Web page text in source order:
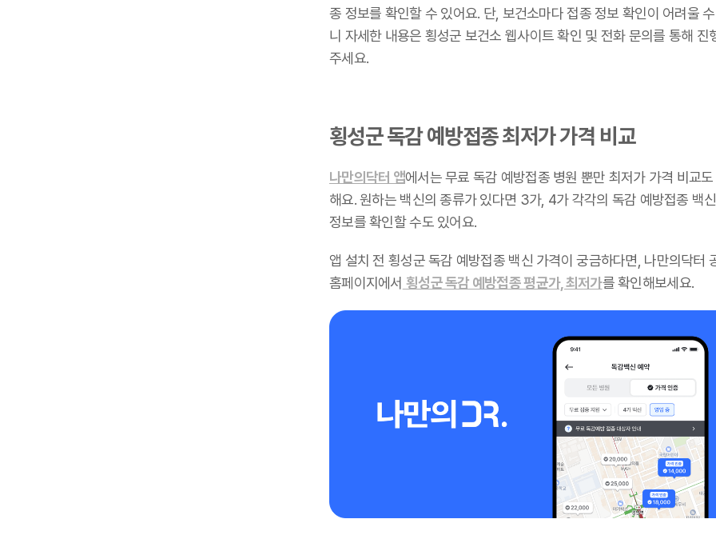
종 정보를 확인할 수 있어요. 단, 보건소마다 접종 정보 확인이 어려울
니 자세한 내용은 횡성군 보건소 웹사이트 확인 및 전화 문의를 통해 진
주세요.
횡성군 독감 예방접종 최저가 가격 비교
나만의닥터 앱에서는 무료 독감 예방접종 병원 뿐만 최저가 가격 비교
해요. 원하는 백신의 종류가 있다면 3가, 4가 각각의 독감 예방접종 백
정보를 확인할 수도 있어요.
앱 설치 전 횡성군 독감 예방접종 백신 가격이 궁금하다면, 나만의닥터
홈페이지에서 횡성군 독감 예방접종 평균가, 최저가를 확인해보세요.